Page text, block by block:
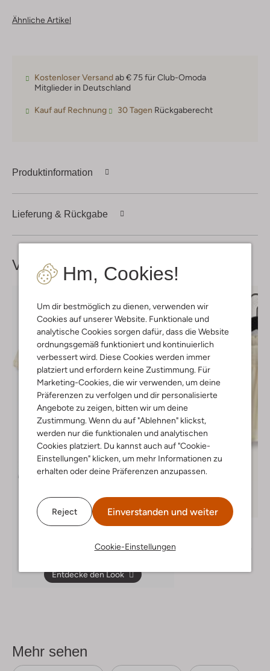
Hm, Cookies!
Um dir bestmöglich zu dienen, verwenden wir
Cookies auf unserer Website. Funktionale und
analytische Cookies sorgen dafür, dass die Website
ordnungsgemäß funktioniert und kontinuierlich
verbessert wird. Diese Cookies werden immer
platziert und erfordern keine Zustimmung. Für
Marketing-Cookies, die wir verwenden, um deine
Präferenzen zu verfolgen und dir personalisierte
Angebote zu zeigen, bitten wir um deine
Zustimmung. Wenn du auf "Ablehnen" klickst,
werden nur die funktionalen und analytischen
Cookies platziert. Du kannst auch auf "Cookie-
Einstellungen" klicken, um mehr Informationen zu
erhalten oder deine Präferenzen anzupassen.
Reject Einverstanden und weiter
Cookie-Einstellungen
Ähnliche Artikel
Kostenloser Versandab € 75 für Club-Omoda
Mitglieder in Deutschland
Kauf auf Rechnung 30 Tagen Rückgaberecht
Produktinformation
Lieferung & Rückgabe
Vervollständige deinen Look
Entdecke den Look
Letzter Artikel
-50%
Lil' Atelier
Mehr sehen